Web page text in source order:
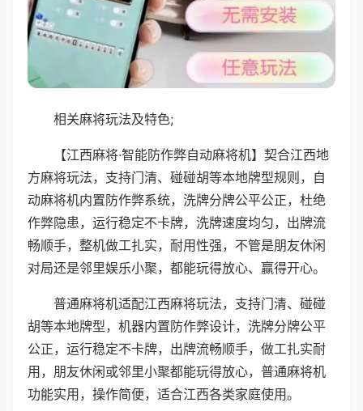
相关麻将玩法及特色;
【江西麻将·智能防作弊自动麻将机】契合江西地
方麻将玩法，支持门清、碰碰胡等本地牌型规则，自
动麻将机内置防作弊系统，洗牌分牌公平公正，杜绝
作弊隐患，运行稳定不卡牌，洗牌速度均匀，出牌流
畅顺手，整机做工扎实，耐用性强，不管是朋友休闲
对局还是邻里娱乐小聚，都能玩得放心、赢得开心。
普通麻将机适配江西麻将玩法，支持门清、碰碰
胡等本地牌型，机器内置防作弊设计，洗牌分牌公平
公正，运行稳定不卡牌，出牌流畅顺手，做工扎实耐
用，朋友休闲或邻里小聚都能玩得放心，普通麻将机
功能实用，操作简便，适合江西各类家庭使用。